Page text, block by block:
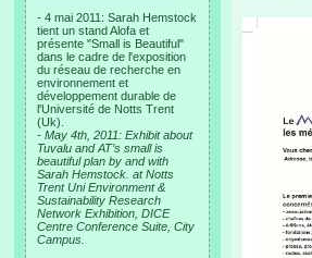
- 4 mai 2011: Sarah Hemstock
tient un stand Alofa et
présente "Small is Beautiful"
dans le cadre de l'exposition
du réseau de recherche en
environnement et
développement durable de
l'Université de Notts Trent
(Uk).
- May 4th, 2011: Exhibit about
Tuvalu and AT’s small is
beautiful plan by and with
Sarah Hemstock. at Notts
Trent Uni Environment &
Sustainability Research
Network Exhibition, DICE
Centre Conference Suite, City
Campus.